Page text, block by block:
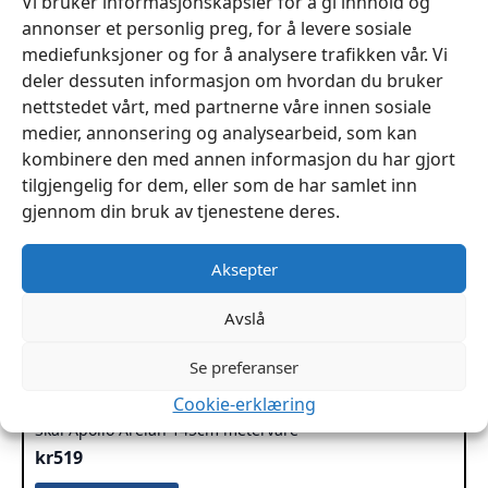
annonser et personlig preg, for å levere sosiale
mediefunksjoner og for å analysere trafikken vår. Vi
deler dessuten informasjon om hvordan du bruker
nettstedet vårt, med partnerne våre innen sosiale
medier, annonsering og analysearbeid, som kan
kombinere den med annen informasjon du har gjort
tilgjengelig for dem, eller som de har samlet inn
gjennom din bruk av tjenestene deres.
Aksepter
Avslå
Se preferanser
Cookie-erklæring
Skai Apollo Arelan 145cm metervare
kr519